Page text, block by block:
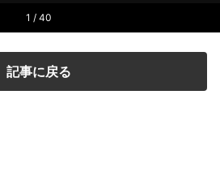
1 / 40
記事に戻る